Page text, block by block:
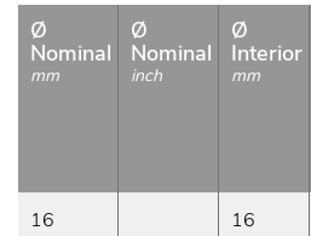
Ø
Nominal
mm
Ø
Nominal
inch
Ø
Interior
mm
16 16